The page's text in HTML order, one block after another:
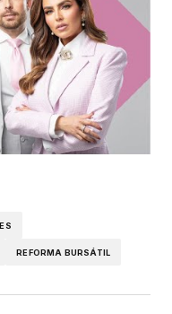
REFORMA BURSÁTIL